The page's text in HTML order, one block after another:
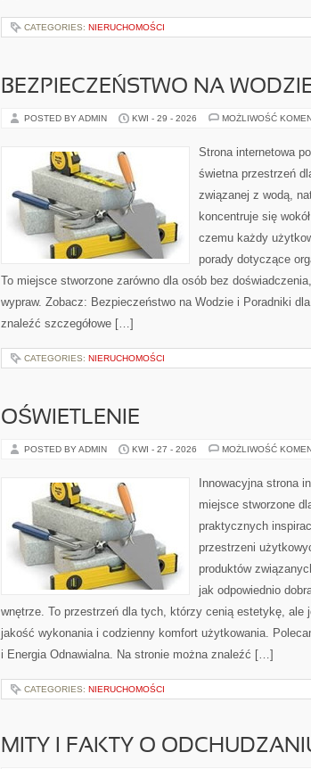
CATEGORIES: NIERUCHOMOŚCI
BEZPIECZEŃSTWO NA
POSTED BY ADMIN KWI - 29 - 2026 MOŻLIWOŚĆ
Strona internetowa
świetna przestrzeń
związanej z wodą,
koncentruje się
czemu każdy
porady dotyczące
To miejsce stworzone zarówno dla osób bez
wypraw. Zobacz: Bezpieczeństwo na Wodzie i Poradniki
znaleźć szczegółowe […]
CATEGORIES: NIERUCHOMOŚCI
OŚWIETLENIE
POSTED BY ADMIN KWI - 27 - 2026 MOŻLIWOŚĆ
Innowacyjna strona
miejsce stworzone
praktycznych
przestrzeni
produktów
jak odpowiednio
wnętrze. To przestrzeń dla tych, którzy cenią estetykę, ale
jakość wykonania i codzienny komfort użytkowania.
i Energia Odnawialna. Na stronie można znaleźć […]
CATEGORIES: NIERUCHOMOŚCI
MITY I FAKTY O